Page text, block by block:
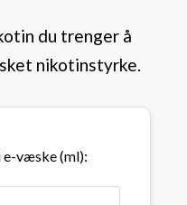
du trenger å
nikotinstyrke.
væske (ml):